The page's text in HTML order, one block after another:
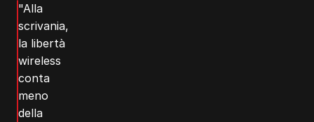
"Alla
scrivania,
la libertà
wireless
conta
meno
della